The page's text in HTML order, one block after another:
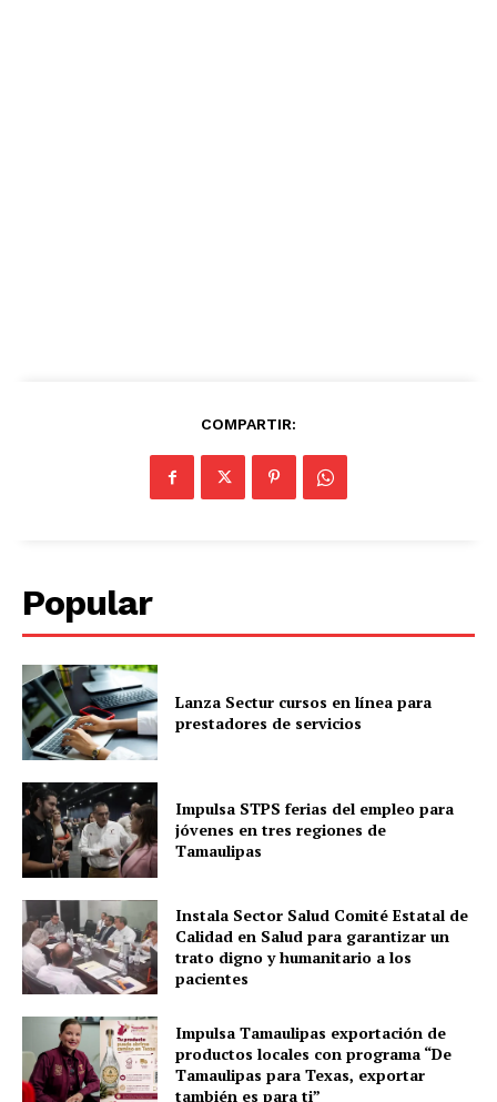
COMPARTIR:
Popular
Lanza Sectur cursos en línea para
prestadores de servicios
Impulsa STPS ferias del empleo para
jóvenes en tres regiones de
Tamaulipas
Instala Sector Salud Comité Estatal de
Calidad en Salud para garantizar un
trato digno y humanitario a los
pacientes
Impulsa Tamaulipas exportación de
productos locales con programa “De
Tamaulipas para Texas, exportar
también es para ti”